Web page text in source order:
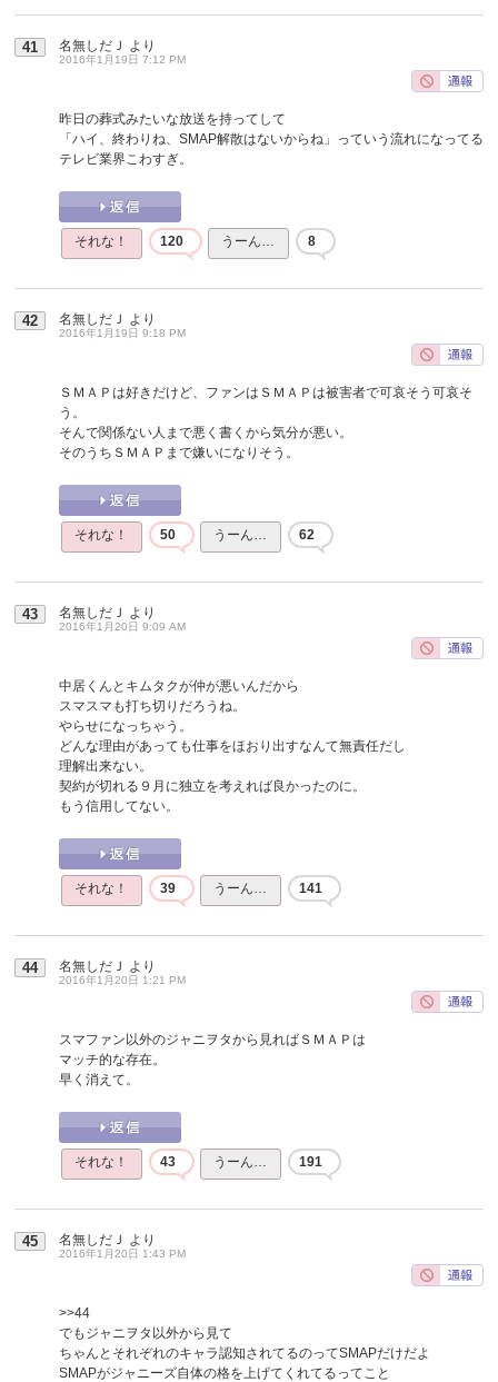
41 名無しだＪ より
2016年1月19日 7:12 PM
昨日の葬式みたいな放送を持ってして
「ハイ、終わりね、SMAP解散はないからね」っていう流れになってる
テレビ業界こわすぎ。
それな！ 120 うーん… 8
42 名無しだＪ より
2016年1月19日 9:18 PM
ＳＭＡＰは好きだけど、ファンはＳＭＡＰは被害者で可哀そう可哀そ
う。
そんで関係ない人まで悪く書くから気分が悪い。
そのうちＳＭＡＰまで嫌いになりそう。
それな！ 50 うーん… 62
43 名無しだＪ より
2016年1月20日 9:09 AM
中居くんとキムタクが仲が悪いんだから
スマスマも打ち切りだろうね。
やらせになっちゃう。
どんな理由があっても仕事をほおり出すなんて無責任だし
理解出来ない。
契約が切れる９月に独立を考えれば良かったのに。
もう信用してない。
それな！ 39 うーん… 141
44 名無しだＪ より
2016年1月20日 1:21 PM
スマファン以外のジャニヲタから見ればＳＭＡＰは
マッチ的な存在。
早く消えて。
それな！ 43 うーん… 191
45 名無しだＪ より
2016年1月20日 1:43 PM
>>44
でもジャニヲタ以外から見て
ちゃんとそれぞれのキャラ認知されてるのってSMAPだけだよ
SMAPがジャニーズ自体の格を上げてくれてるってこと